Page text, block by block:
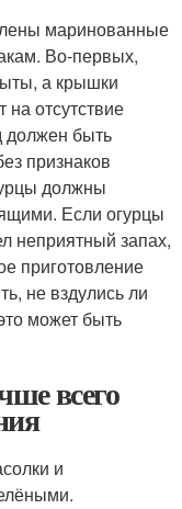
маринованные
Во-первых,
а крышки
на отсутствие
должен быть
признаков
должны
Если огурцы
неприятный запах,
приготовление
не вздулись ли
может быть
всего
и